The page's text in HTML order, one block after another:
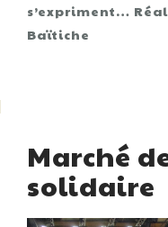
s’expriment…
Baïtiche
Marché
solidaire